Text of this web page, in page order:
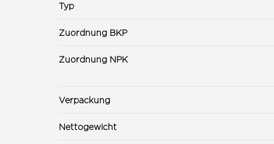
Typ
Zuordnung BKP
Zuordnung NPK
Verpackung
Nettogewicht